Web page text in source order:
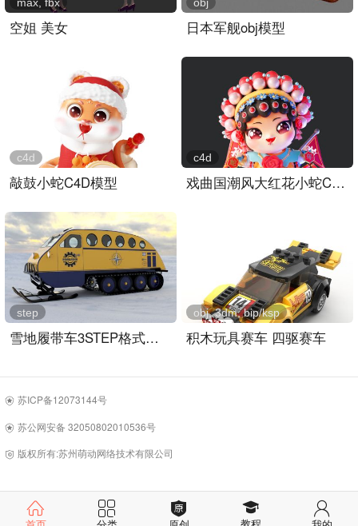
空姐 美女
max, fbx
日本军舰obj模型
obj
敲鼓小蛇C4D模型
c4d
戏曲国潮风大红花小蛇C4D模型
c4d
雪地履带车3STEP格式图纸
step
积木玩具赛车 四驱赛车
obj, 3dm, bip/ksp
苏ICP备12073144号
苏公网安备 32050802010536号
版权所有:苏州萌动网络技术有限公司